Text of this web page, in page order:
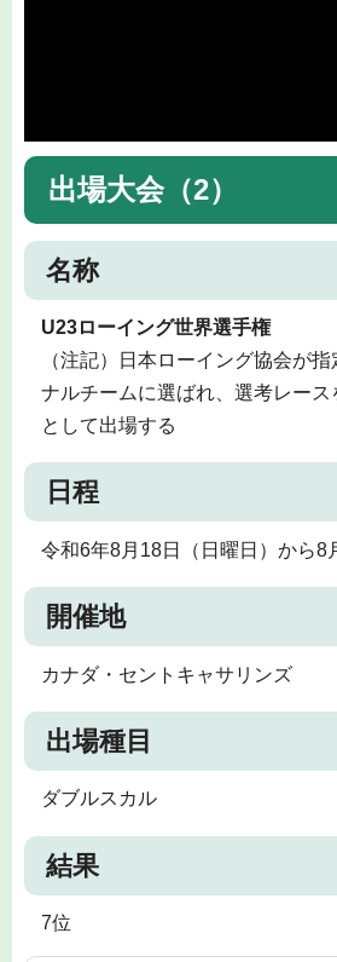
出場大会（2）
名称
U23ローイング世界選手権
（注記）日本ローイング協会が
ナルチームに選ばれ、選考レース
として出場する
日程
令和6年8月18日（日曜日）から8
開催地
カナダ・セントキャサリンズ
出場種目
ダブルスカル
結果
7位